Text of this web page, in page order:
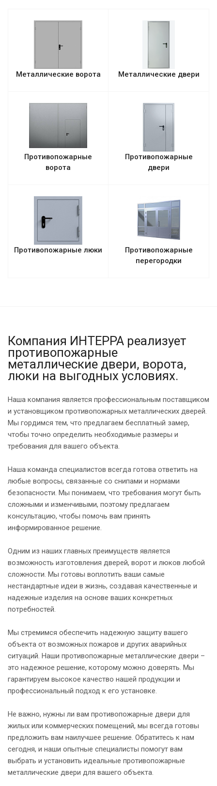
Металлические ворота Металлические двери
Противопожарные
ворота
Противопожарные
двери
Противопожарные люки
Противопожарные
перегородки
Компания ИНТЕРРА реализует
противопожарные
металлические двери, ворота,
люки на выгодных условиях.
Наша компания является профессиональным поставщиком
и установщиком противопожарных металлических дверей.
Мы гордимся тем, что предлагаем бесплатный замер,
чтобы точно определить необходимые размеры и
требования для вашего объекта.
Наша команда специалистов всегда готова ответить на
любые вопросы, связанные со снипами и нормами
безопасности. Мы понимаем, что требования могут быть
сложными и изменчивыми, поэтому предлагаем
консультацию, чтобы помочь вам принять
информированное решение.
Одним из наших главных преимуществ является
возможность изготовления дверей, ворот и люков любой
сложности. Мы готовы воплотить ваши самые
нестандартные идеи в жизнь, создавая качественные и
надежные изделия на основе ваших конкретных
потребностей.
Мы стремимся обеспечить надежную защиту вашего
объекта от возможных пожаров и других аварийных
ситуаций. Наши противопожарные металлические двери –
это надежное решение, которому можно доверять. Мы
гарантируем высокое качество нашей продукции и
профессиональный подход к его установке.
Не важно, нужны ли вам противопожарные двери для
жилых или коммерческих помещений, мы всегда готовы
предложить вам наилучшее решение. Обратитесь к нам
сегодня, и наши опытные специалисты помогут вам
выбрать и установить идеальные противопожарные
металлические двери для вашего объекта.